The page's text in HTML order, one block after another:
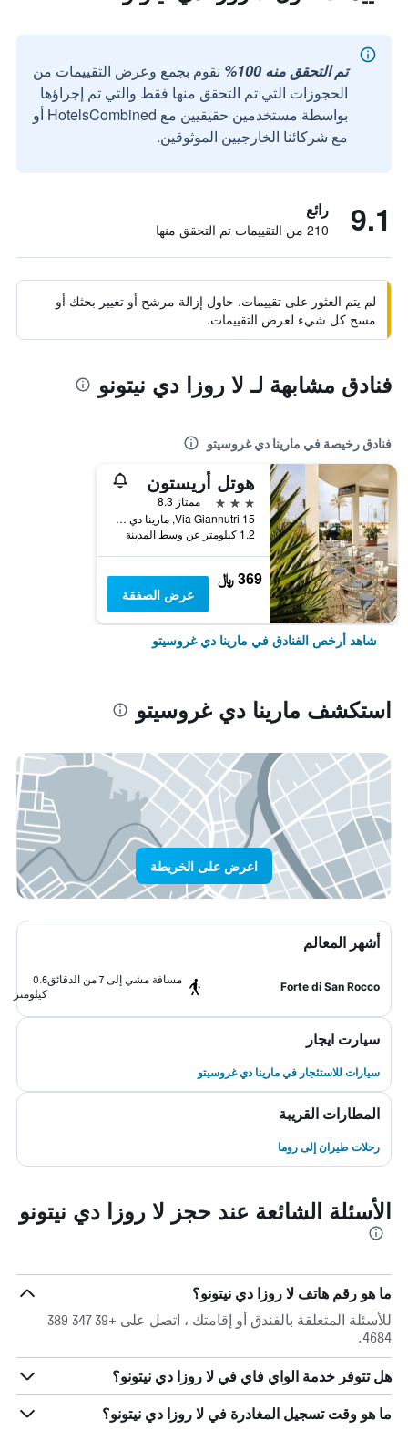
تم التحقق منه 100%
نقوم بجمع وعرض التقييمات من
الحجوزات التي تم التحقق منها فقط والتي تم إجراؤها
بواسطة مستخدمين حقيقيين مع HotelsCombined أو
مع شركائنا الخارجيين الموثوقين.
9.1 رائع
210 من التقييمات تم التحقق منها
لم يتم العثور على تقييمات. حاول إزالة مرشح أو تغيير بحثك أو
مسح كل شيء لعرض التقييمات.
فنادق مشابهة لـ لا روزا دي نيتونو
فنادق رخيصة في مارينا دي غروسيتو
هوتل أريستون
3 نجوم
ممتاز 8.3
Via Giannutri 15, مارينا دي غروسيتو, توسكانا, إيطاليا
1.2 كيلومتر عن وسط المدينة
369 ﷼
عرض الصفقة
شاهد أرخص الفنادق في مارينا دي غروسيتو
استكشف مارينا دي غروسيتو
اعرض على الخريطة
أشهر المعالم
Forte di San Rocco
مسافة مشي إلى 7 من الدقائق
0.6
كيلومتر
سيارت ايجار
سيارات للاستئجار في مارينا دي غروسيتو
المطارات القريبة
رحلات طيران إلى روما
الأسئلة الشائعة عند حجز لا روزا دي نيتونو
ما هو رقم هاتف لا روزا دي نيتونو؟
للأسئلة المتعلقة بالفندق أو إقامتك ، اتصل على +39 347 389
4684.
هل تتوفر خدمة الواي فاي في لا روزا دي نيتونو؟
ما هو وقت تسجيل المغادرة في لا روزا دي نيتونو؟